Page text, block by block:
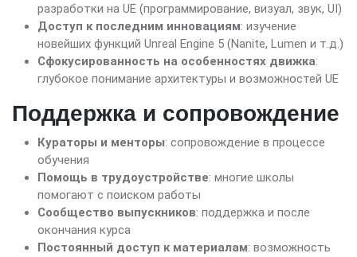
разработки на UE (программирование, визуал, звук, UI)
Доступ к последним инновациям: изучение
новейших функций Unreal Engine 5 (Nanite, Lumen и т.д.)
Сфокусированность на особенностях движка:
глубокое понимание архитектуры и возможностей UE
Поддержка и сопровождение
Кураторы и менторы: сопровождение в процессе
обучения
Помощь в трудоустройстве: многие школы
помогают с поиском работы
Сообщество выпускников: поддержка и после
окончания курса
Постоянный доступ к материалам: возможность